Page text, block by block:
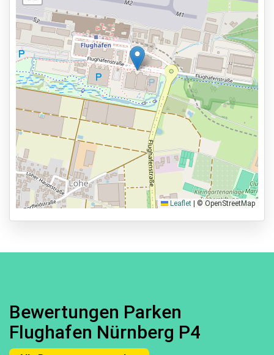
Leaflet | © OpenStreetMap
Bewertungen Parken
Flughafen Nürnberg P4